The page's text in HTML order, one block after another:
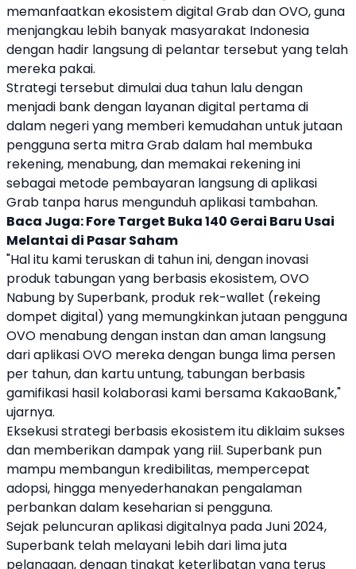
memanfaatkan ekosistem digitalGrabdanOVO, guna
menjangkau lebih banyak masyarakat Indonesia
dengan hadir langsung di pelantar tersebut yang telah
mereka pakai.
Strategi tersebut dimulai dua tahun lalu dengan
menjadi bank dengan layanan digital pertama di
dalam negeri yang memberi kemudahan untuk jutaan
pengguna serta mitraGrabdalam hal membuka
rekening, menabung, dan memakai rekening ini
sebagai metode pembayaran langsung di aplikasi
Grab tanpa harus mengunduh aplikasi tambahan.
Baca Juga:Fore Target Buka 140 Gerai Baru Usai
Melantai di Pasar Saham
"Hal itu kami teruskan di tahun ini, dengan inovasi
produk tabungan yang berbasis ekosistem,OVO
Nabung bySuperbank, produk rek-wallet (rekeing
dompet digital) yang memungkinkan jutaan pengguna
OVO menabung dengan instan dan aman langsung
dari aplikasiOVO mereka dengan bunga lima persen
per tahun, dan kartu untung, tabungan berbasis
gamifikasi hasil kolaborasi kami bersama KakaoBank,"
ujarnya.
Eksekusi strategi berbasis ekosistem itu diklaim sukses
dan memberikan dampak yang riil. Superbank pun
mampu membangun kredibilitas, mempercepat
adopsi, hingga menyederhanakan pengalaman
perbankan dalam keseharian si pengguna.
Sejak peluncuran aplikasi digitalnya pada Juni 2024,
Superbank telah melayani lebih dari lima juta
pelanggan, dengan tingkat keterlibatan yang terus